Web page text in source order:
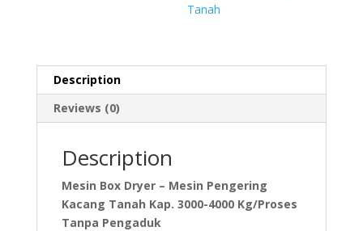
Tanah
Description
Reviews (0)
Description
Mesin Box Dryer – Mesin Pengering
Kacang Tanah Kap. 3000-4000 Kg/Proses
Tanpa Pengaduk